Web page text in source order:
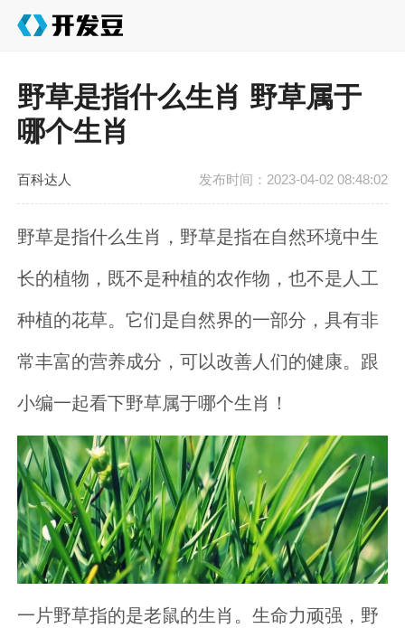
野草是指什么生肖 野草属于
哪个生肖
百科达人 发布时间：2023-04-02 08:48:02
野草是指什么生肖，野草是指在自然环境中生
长的植物，既不是种植的农作物，也不是人工
种植的花草。它们是自然界的一部分，具有非
常丰富的营养成分，可以改善人们的健康。跟
小编一起看下野草属于哪个生肖！
一片野草指的是老鼠的生肖。生命力顽强，野